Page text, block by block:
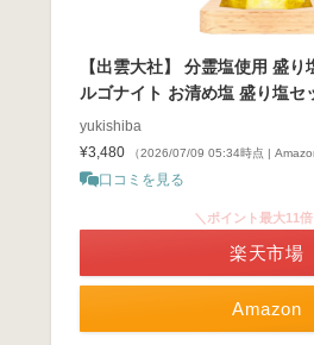
【出雲大社】 分霊塩使用 盛
ルゴナイト お清め塩 盛り塩セ
yukishiba
¥3,480
（2026/07/09 05:34時点 |
口コミを見る
Amazon
＼ポイント最大11
楽天市場